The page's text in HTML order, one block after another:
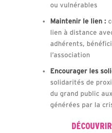
ou vulnérables
Maintenir le lien :
lien à distance
adhérents,
l’association
Encourager les
solidarités de
du grand public
générées par la